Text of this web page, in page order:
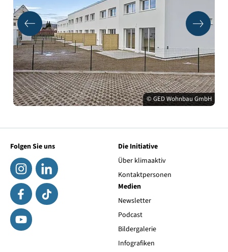
© GED Wohnbau GmbH
Folgen Sie uns
Die Initiative
Über klimaaktiv
Kontaktpersonen
Medien
Newsletter
Podcast
Bildergalerie
Infografiken